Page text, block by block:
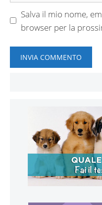
Salva il mio nome,
browser per la